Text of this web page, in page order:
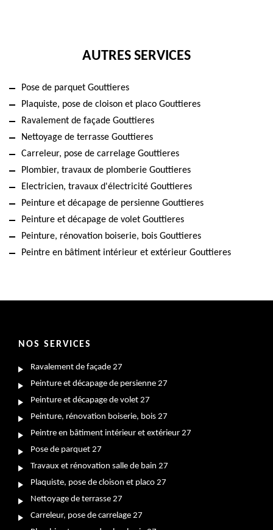
AUTRES SERVICES
Pose de parquet Gouttieres
Plaquiste, pose de cloison et placo Gouttieres
Ravalement de façade Gouttieres
Nettoyage de terrasse Gouttieres
Carreleur, pose de carrelage Gouttieres
Plombier, travaux de plomberie Gouttieres
Electricien, travaux d'électricité Gouttieres
Peinture et décapage de persienne Gouttieres
Peinture et décapage de volet Gouttieres
Peinture, rénovation boiserie, bois Gouttieres
Peintre en bâtiment intérieur et extérieur Gouttieres
NOS SERVICES
Ravalement de façade 27
Peinture et décapage de persienne 27
Peinture et décapage de volet 27
Peinture, rénovation boiserie, bois 27
Peintre en bâtiment intérieur et extérieur 27
Pose de parquet 27
Travaux et rénovation salle de bain 27
Plaquiste, pose de cloison et placo 27
Nettoyage de terrasse 27
Carreleur, pose de carrelage 27